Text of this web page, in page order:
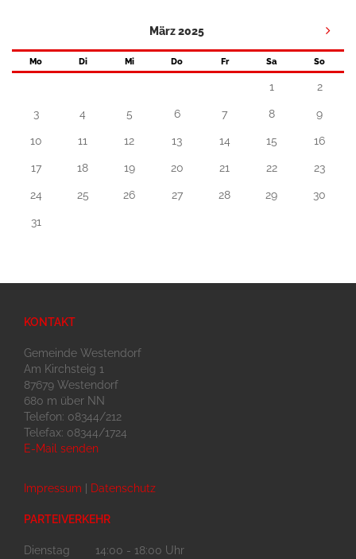
März 2025
Mo Di Mi Do Fr Sa So
1 2
3 4 5 6 7 8 9
10 11 12 13 14 15 16
17 18 19 20 21 22 23
24 25 26 27 28 29 30
31
KONTAKT
Gemeinde Westendorf
Am Kirchsteig 1
87679 Westendorf
680 m über NN
Telefon: 08344/212
Telefax: 08344/1724
E-Mail senden
Impressum Datenschutz
PARTEIVERKEHR
Dienstag 14:00 - 18:00 Uhr